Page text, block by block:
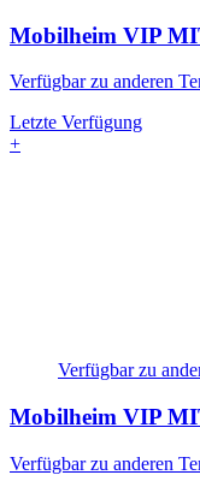
Mobilheim VIP
Verfügbar zu anderen
Letzte Verfügung
+
Verfügbar zu
Mobilheim VIP
Verfügbar zu anderen